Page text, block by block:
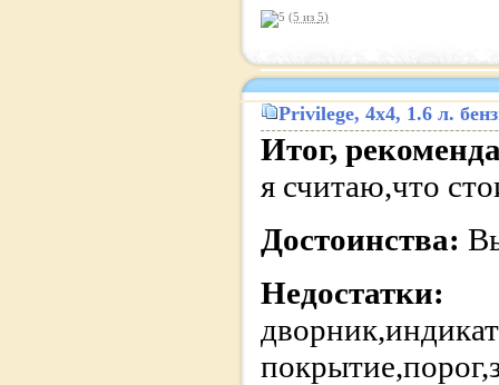
(5 из 5)
Privilege, 4x4, 1.6 л.
Итог,
я считаю,что
Достоинства:
Недостатки: